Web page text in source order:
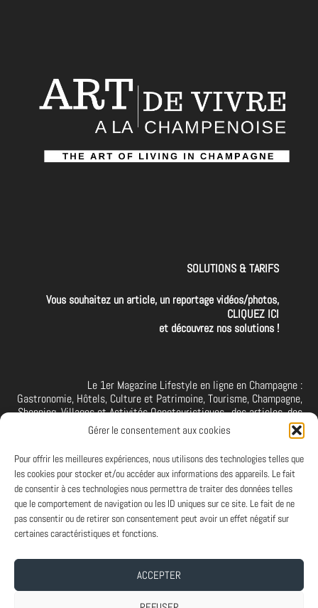
Gérer le consentement aux cookies
Pour offrir les meilleures expériences, nous utilisons des technologies telles que
les cookies pour stocker et/ou accéder aux informations des appareils. Le fait
de consentir à ces technologies nous permettra de traiter des données telles
que le comportement de navigation ou les ID uniques sur ce site. Le fait de ne
pas consentir ou de retirer son consentement peut avoir un effet négatif sur
certaines caractéristiques et fonctions.
ACCEPTER
SOLUTIONS & TARIFS
Vous souhaitez un article, un reportage vidéos/photos,
CLIQUEZ ICI
et découvrez nos solutions !
Le 1er Magazine Lifestyle en ligne en Champagne :
Gastronomie, Hôtels, Culture et Patrimoine, Tourisme, Champagne,
Shopping, Villages et Activités Oenotouristiques.. des articles, des
interviews, des vidéos et photos de la Champagne. A retrouver et à
suivre aussi sur facebook I X I Threads I YouTube I TikTok I
Instagram I Linkedin
PARTENAIRES
Et vous ? Vous souhaitez devenir Partenaire d'Art de Vivre à la
Champenoise, n'hésitez pas à nous contacter.
A PROPOS-ABONNEMENT NEWSLETTER-MENTIONS LEGALES